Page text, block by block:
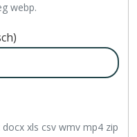
webp.
xls csv wmv mp4 zip